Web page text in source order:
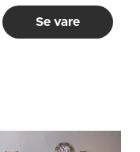
Se vare